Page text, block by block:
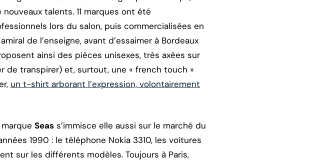
talents. 11 marques ont été
lors du salon, puis commercialisées en
de l’enseigne, avant d’essaimer à Bordeaux
ainsi des pièces unisexes, très axées sur
de transpirer) et, surtout, une « french touch »
un t-shirt arborant l’expression, volontairement
Seas s’immisce elle aussi sur le marché du
1990 : le téléphone Nokia 3310, les voitures
sur les différents modèles. Toujours à Paris,